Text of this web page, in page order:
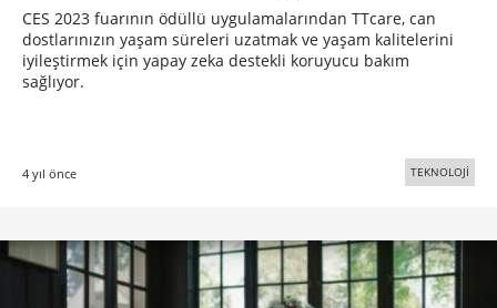
CES 2023 fuarının ödüllü uygulamalarından TTcare, can
dostlarınızın yaşam süreleri uzatmak ve yaşam kalitelerini
iyileştirmek için yapay zeka destekli koruyucu bakım
sağlıyor.
4 yıl önce TEKNOLOJİ